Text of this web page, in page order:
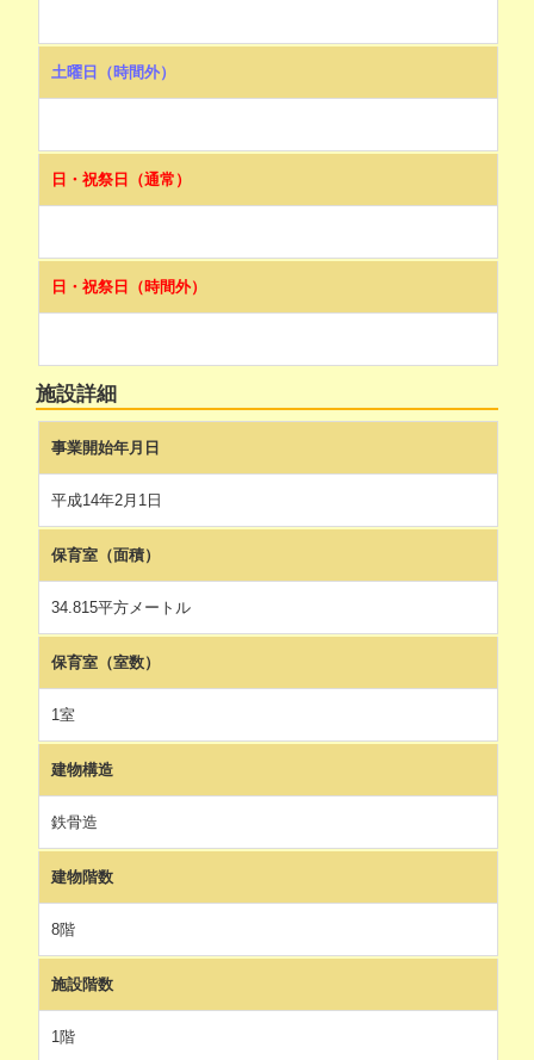
土曜日（時間外）
日・祝祭日（通常）
日・祝祭日（時間外）
施設詳細
事業開始年月日
平成14年2月1日
保育室（面積）
34.815平方メートル
保育室（室数）
1室
建物構造
鉄骨造
建物階数
8階
施設階数
1階